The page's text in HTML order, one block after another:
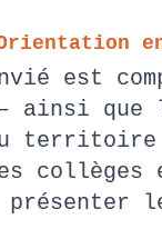
est
ainsi que
territoire
des